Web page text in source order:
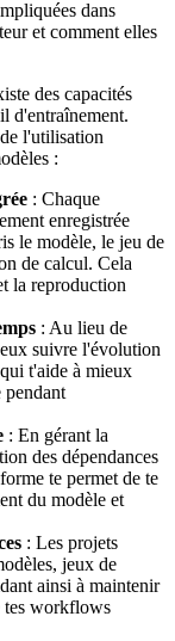
dans
et comment elles
des capacités
d'entraînement.
l'utilisation
:
: Chaque
enregistrée
le modèle, le jeu de
de calcul. Cela
la reproduction
: Au lieu de
suivre l'évolution
t'aide à mieux
pendant
: En gérant la
des dépendances
te permet de te
du modèle et
: Les projets
jeux de
ainsi à maintenir
tes workflows